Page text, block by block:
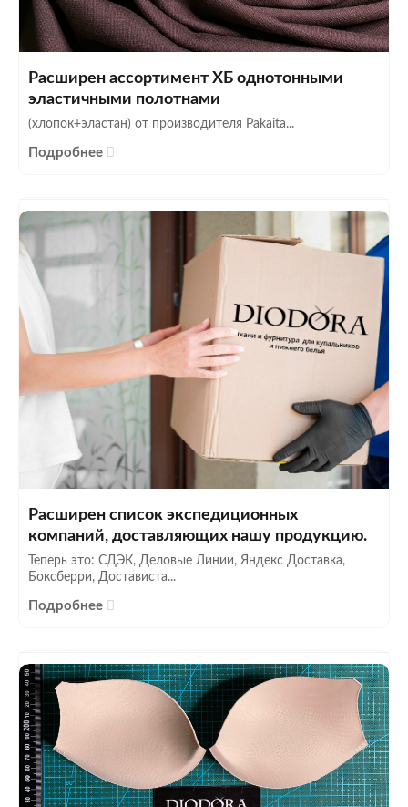
Расширен ассортимент ХБ однотонными
эластичными полотнами
(хлопок+эластан) от производителя Pakaita...
Подробнее
Расширен список экспедиционных
компаний, доставляющих нашу продукцию.
Теперь это: СДЭК, Деловые Линии, Яндекс Доставка,
Боксберри, Достависта...
Подробнее